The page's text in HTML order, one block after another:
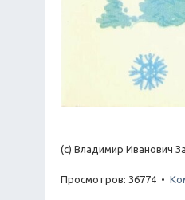
(с) Владимир Иванович
Просмотров: 36774 •